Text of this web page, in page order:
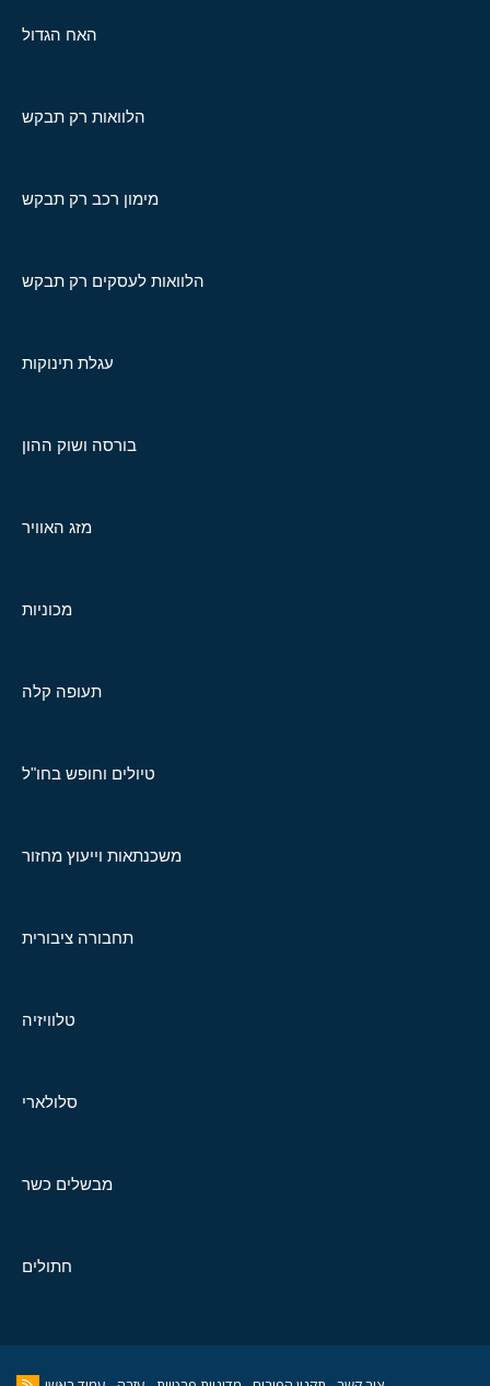
האח הגדול
הלוואות רק תבקש
מימון רכב רק תבקש
הלוואות לעסקים רק תבקש
עגלת תינוקות
בורסה ושוק ההון
מזג האוויר
מכוניות
תעופה קלה
טיולים וחופש בחו"ל
משכנתאות וייעוץ מחזור
תחבורה ציבורית
טלוויזיה
סלולארי
מבשלים כשר
חתולים